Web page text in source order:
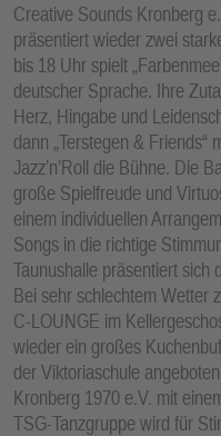
Creative Sounds Kronberg
präsentiert wieder zwei
bis 18 Uhr spielt
deutscher Sprache. Ihre
Herz, Hingabe und
dann „Terstegen &
Jazz’n’Roll die Bühne. Die
große Spielfreude und
einem individuellen
Songs in die richtige
Taunushalle präsentiert sich
Bei sehr schlechtem Wetter
C-LOUNGE im
wieder ein großes
der Viktoriaschule
Kronberg 1970 e.V. mit
TSG-Tanzgruppe wird für